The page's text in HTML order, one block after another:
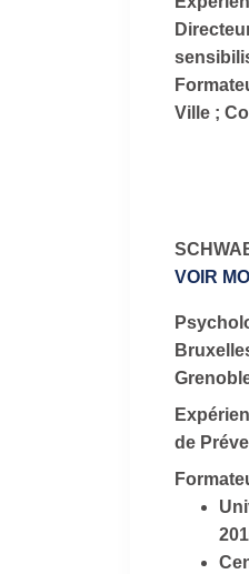
Ville ;
VOIR
de